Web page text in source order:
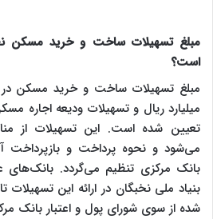
است؟
میلیارد ریال و تسهیلات ودیعه اجاره
تعیین شده است. این تسهیلات از
می‌شود و نحوه پرداخت و بازپرداخت
بانک مرکزی تنظیم می‌گردد.
بنیاد ملی نخبگان در ارائه این
شده از سوی شورای پول و اعتبار بانک